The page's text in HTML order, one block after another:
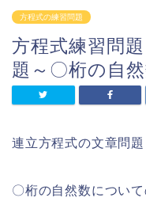
方程式の練習問題
方程式練習問
題～〇桁の自然
連立方程式の文章問題
〇桁の自然数について